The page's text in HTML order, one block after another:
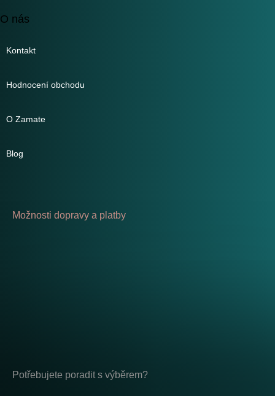
O nás
Kontakt
Hodnocení obchodu
O Zamate
Blog
Možnosti dopravy a platby
Potřebujete poradit s výběrem?